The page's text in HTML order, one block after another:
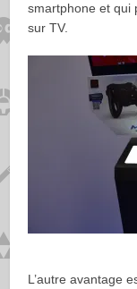
smartphone et qui
sur TV.
L’autre avantage